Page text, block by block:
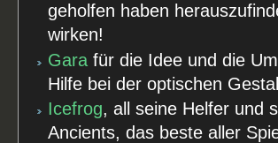
geholfen haben
wirken!
Gara für die Idee und die
Hilfe bei der optischen
Icefrog, all seine Helfer und
Ancients, das beste aller